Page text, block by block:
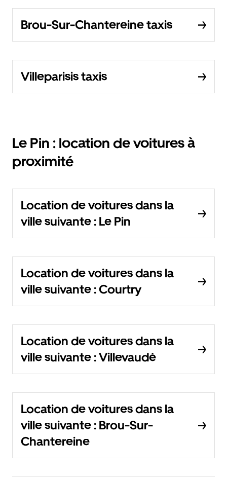
Brou-Sur-Chantereine taxis
Villeparisis taxis
Le Pin : location de voitures à
proximité
Location de voitures dans la
ville suivante : Le Pin
Location de voitures dans la
ville suivante : Courtry
Location de voitures dans la
ville suivante : Villevaudé
Location de voitures dans la
ville suivante : Brou-Sur-
Chantereine